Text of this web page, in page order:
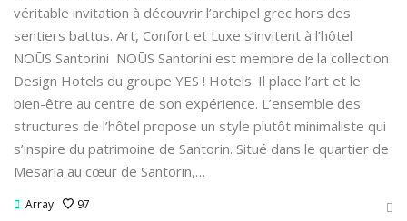
véritable invitation à découvrir l’archipel grec hors des
sentiers battus. Art, Confort et Luxe s’invitent à l’hôtel
NOŪS Santorini NOŪS Santorini est membre de la collection
Design Hotels du groupe YES ! Hotels. Il place l’art et le
bien-être au centre de son expérience. L’ensemble des
structures de l’hôtel propose un style plutôt minimaliste qui
s’inspire du patrimoine de Santorin. Situé dans le quartier de
Mesaria au cœur de Santorin,…
Array 97